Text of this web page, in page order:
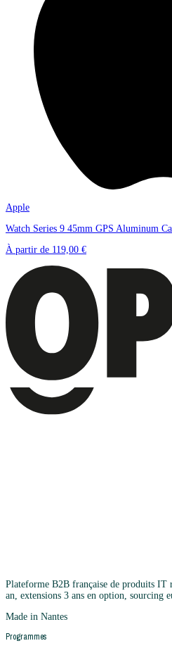
Apple
Watch Series 9 45mm GPS Aluminum
À partir de 119,00 €
Plateforme B2B française de produits IT
an, extensions 3 ans en option, sourcing
Made in Nantes
Programmes